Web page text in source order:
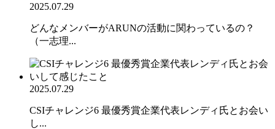
2025.07.29
どんなメンバーがARUNの活動に関わっているの？
（一志理...
2025.07.29
CSIチャレンジ6 最優秀賞企業代表レンディ氏とお会い
し...